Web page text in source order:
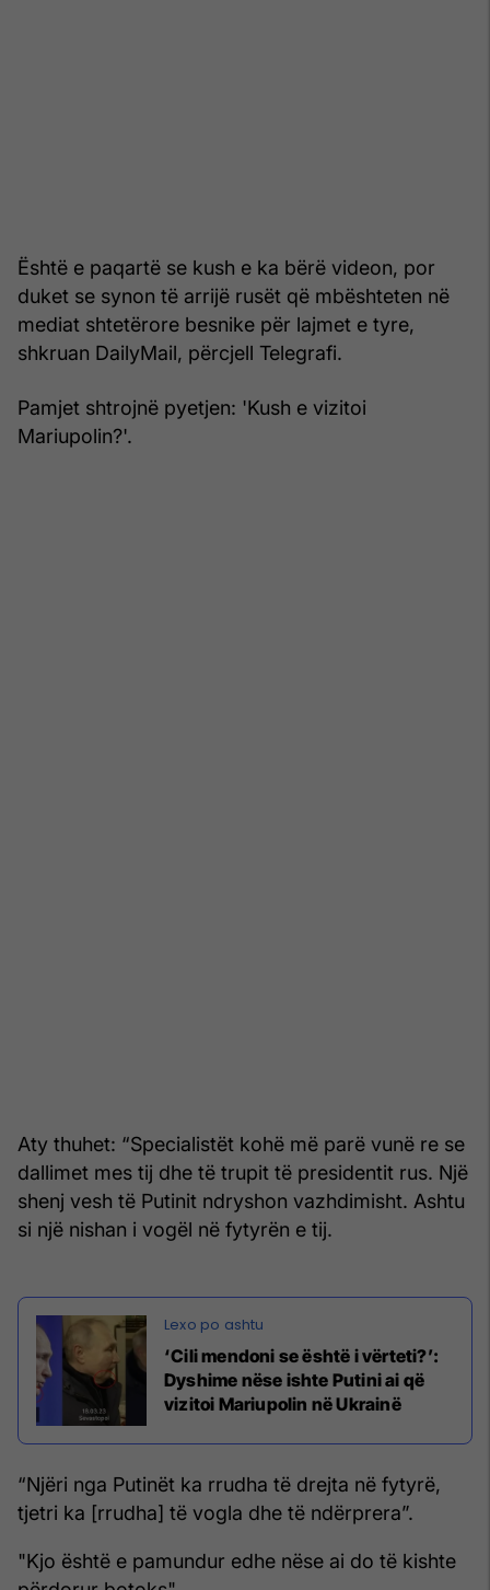
Është e paqartë se kush e ka bërë videon, por
duket se synon të arrijë rusët që mbështeten në
mediat shtetërore besnike për lajmet e tyre,
shkruan DailyMail, përcjell Telegrafi.
Pamjet shtrojnë pyetjen: 'Kush e vizitoi
Mariupolin?'.
Aty thuhet: “Specialistët kohë më parë vunë re se
dallimet mes tij dhe të trupit të presidentit rus. Një
shenj vesh të Putinit ndryshon vazhdimisht. Ashtu
si një nishan i vogël në fytyrën e tij.
‘Cili mendoni se është i vërteti?’:
Dyshime nëse ishte Putini ai që
vizitoi Mariupolin në Ukrainë
“Njëri nga Putinët ka rrudha të drejta në fytyrë,
tjetri ka [rrudha] të vogla dhe të ndërprera”.
"Kjo është e pamundur edhe nëse ai do të kishte